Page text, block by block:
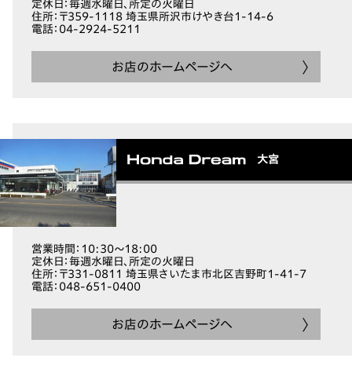
定休日 ：毎週水曜日、所定の火曜日
住所：〒359-1118 埼玉県所沢市けやき台1-14-6
電話：04-2924-5211
お店のホームページへ
大宮
営業時間 ：10:30～18:00
定休日 ：毎週水曜日、所定の火曜日
住所：〒331-0811 埼玉県さいたま市北区吉野町1-41-7
電話：048-651-0400
お店のホームページへ